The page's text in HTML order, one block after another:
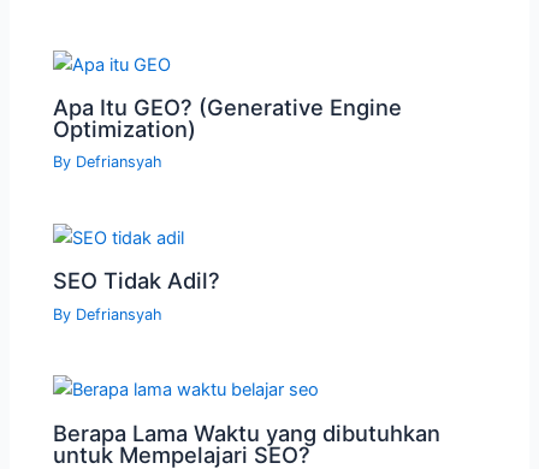
Apa Itu GEO? (Generative Engine
Optimization)
By Defriansyah
SEO Tidak Adil?
By Defriansyah
Berapa Lama Waktu yang dibutuhkan
untuk Mempelajari SEO?